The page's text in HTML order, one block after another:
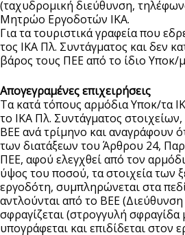
(ταχυδρομική διεύθυνση,
Μητρώο Εργοδοτών ΙΚΑ.
Για τα τουριστικά γραφεία που
τος ΙΚΑ Πλ. Συντάγματος και δεν
βάρος τους ΠΕΕ από το ίδιο Υποκ/
Απογεγραμένες επιχειρήσεις
Τα κατά τόπους αρμόδια Υποκ/τα
το ΙΚΑ Πλ. Συντάγματος
ΒΕΕ ανά τρίμηνο και αναγράφουν
των διατάξεων του Άρθρου 24,
ΠΕΕ, αφού ελεγχθεί από τον
ύψος του ποσού, τα στοιχεία των
εργοδότη, συμπληρώνεται στα
αντλούνται από το ΒΕΕ
σφραγίζεται (στρογγυλή
υπογράφεται και επιδίδεται στον